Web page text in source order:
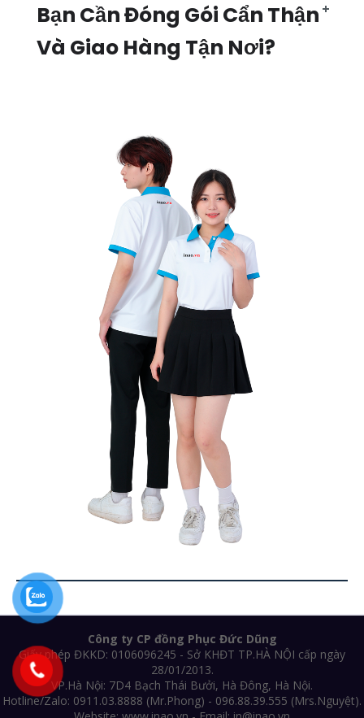
Bạn Cần Đóng Gói Cẩn Thận
Và Giao Hàng Tận Nơi?
Công ty CP đồng Phục Đức Dũng
Giấy phép ĐKKD: 0106096245 - Sở KHĐT TP.HÀ NỘI cấp ngày
28/01/2013.
VP.Hà Nội: 7D4 Bạch Thái Bưởi, Hà Đông, Hà Nội.
Hotline/Zalo: 0911.03.8888 (Mr.Phong) - 096.88.39.555 (Mrs.Nguyệt).